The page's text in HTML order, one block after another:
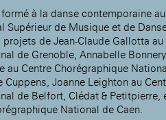
à la danse contemporaine au
Supérieur de Musique et de
de Jean-Claude Gallotta au
de Grenoble, Annabelle
au Centre Chorégraphique
Cuppens, Joanne Leighton au
de Belfort, Clédat & Petitpierre,
National de Caen.